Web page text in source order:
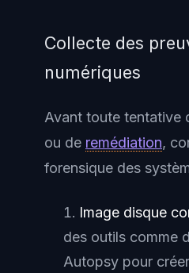
Collecte des
numériques
Avant toute tentative
ou de remédiation,
forensique des
Image disque
des outils comme
Autopsy pour